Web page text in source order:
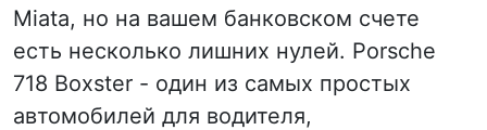
Miata, но на вашем банковском счете
есть несколько лишних нулей. Porsche
718 Boxster - один из самых простых
автомобилей для водителя,